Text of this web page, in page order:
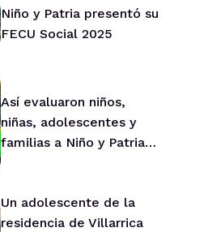
Araucanía marca ruta de
trabajo conjunto
Niño y Patria presentó su
FECU Social 2025
Así evaluaron niños,
niñas, adolescentes y
familias a Niño y Patria
Un adolescente de la
residencia de Villarrica